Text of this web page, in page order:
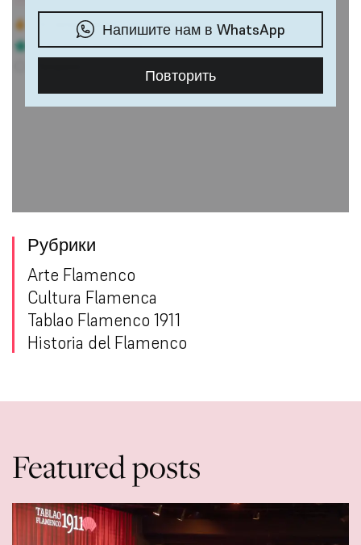
Рубрики
Arte Flamenco
Cultura Flamenca
Tablao Flamenco 1911
Historia del Flamenco
Featured posts